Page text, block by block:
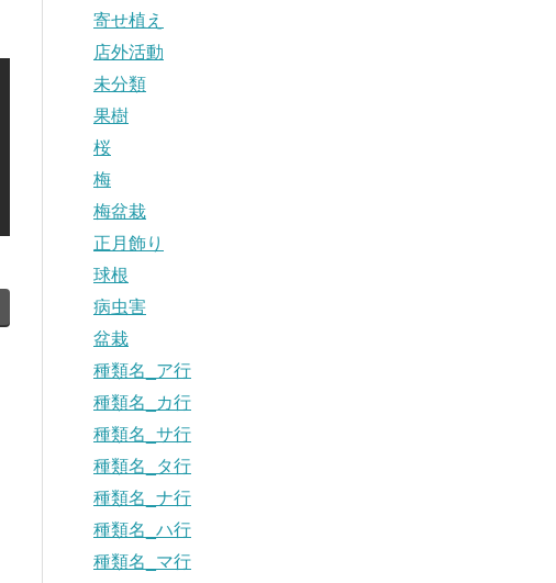
寄せ植え
店外活動
未分類
果樹
桜
梅
梅盆栽
正月飾り
球根
病虫害
盆栽
種類名_ア行
種類名_カ行
種類名_サ行
種類名_タ行
種類名_ナ行
種類名_ハ行
種類名_マ行